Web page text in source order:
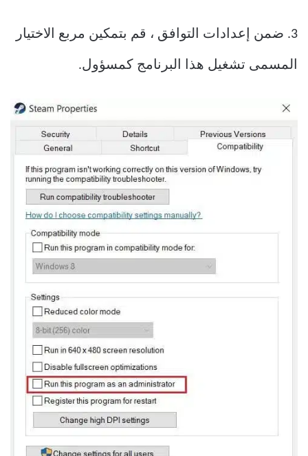
3. ضمن إعدادات التوافق ، قم بتمكين مربع الاختيار
المسمى تشغيل هذا البرنامج كمسؤول.